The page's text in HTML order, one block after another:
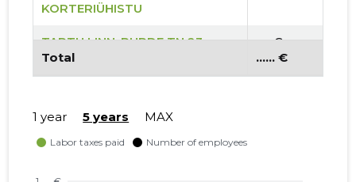
KORTERIÜHISTU
TARTU LINN, PURDE TN 23
KORTERIÜHISTU
...... €
KORTERIÜHISTU
TARTU VALD, RAADI ALEV, ERMI
Total ...... €
1 year 5 years MAX